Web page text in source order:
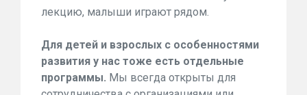
лекцию, малыши играют рядом.
Для детей и взрослых с особенностями
развития у нас тоже есть отдельные
программы. Мы всегда открыты для